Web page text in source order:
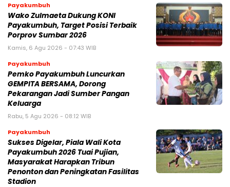
Payakumbuh
Wako Zulmaeta Dukung KONI
Payakumbuh, Target Posisi Terbaik
Porprov Sumbar 2026
Kamis, 6 Agu 2026 - 07:43 WIB
Payakumbuh
Pemko Payakumbuh Luncurkan
GEMPITA BERSAMA, Dorong
Pekarangan Jadi Sumber Pangan
Keluarga
Rabu, 5 Agu 2026 - 08:12 WIB
Payakumbuh
Sukses Digelar, Piala Wali Kota
Payakumbuh 2026 Tuai Pujian,
Masyarakat Harapkan Tribun
Penonton dan Peningkatan Fasilitas
Stadion